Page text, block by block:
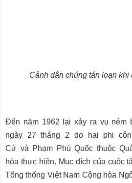
Cảnh dân chúng tán loạn khi
Đến năm 1962 lại xảy ra vụ ném
ngày 27 tháng 2 do hai phi
Cử và Phạm Phú Quốc thuộc
hòa thực hiện. Mục đích của cuộc
Tổng thống Việt Nam Cộng hòa